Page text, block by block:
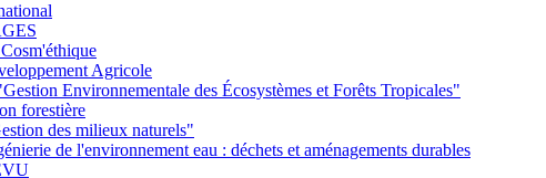
Agricole
Environnementale des Écosystèmes et Forêts Tropicales"
forestière
des milieux naturels"
de l'environnement eau : déchets et aménagements durables